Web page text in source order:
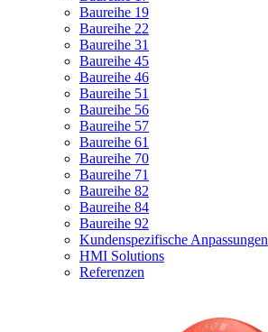
Baureihe 19
Baureihe 22
Baureihe 31
Baureihe 45
Baureihe 46
Baureihe 51
Baureihe 56
Baureihe 57
Baureihe 61
Baureihe 70
Baureihe 71
Baureihe 82
Baureihe 84
Baureihe 92
Kundenspezifische Anpassungen
HMI Solutions
Referenzen